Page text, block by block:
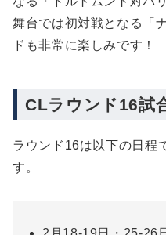
舞台では初対戦となる「
ドも非常に楽しみです！
CLラウンド16試
ラウンド16は以下の日程
す。